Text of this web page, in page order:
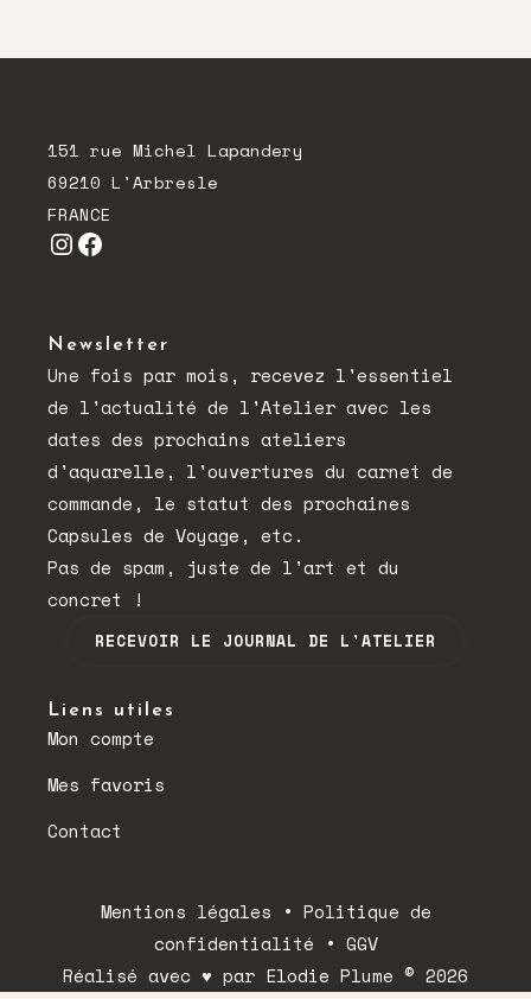
151 rue Michel Lapandery
69210 L'Arbresle
FRANCE
Instagram Facebook
Newsletter
Une fois par mois, recevez l'essentiel
de l'actualité de l'Atelier avec les
dates des prochains ateliers
d'aquarelle, l'ouvertures du carnet de
commande, le statut des prochaines
Capsules de Voyage, etc.
Pas de spam, juste de l'art et du
concret !
RECEVOIR LE JOURNAL DE L'ATELIER
Liens utiles
Mon compte
Mes favoris
Contact
Mentions légales • Politique de
confidentialité • GGV
Réalisé avec ♥ par Elodie Plume © 2026